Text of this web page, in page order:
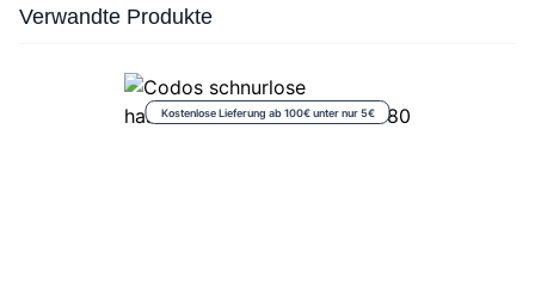
Press to skip carousel
Verwandte Produkte
Kostenlose Lieferung ab 100€ unter nur 5€